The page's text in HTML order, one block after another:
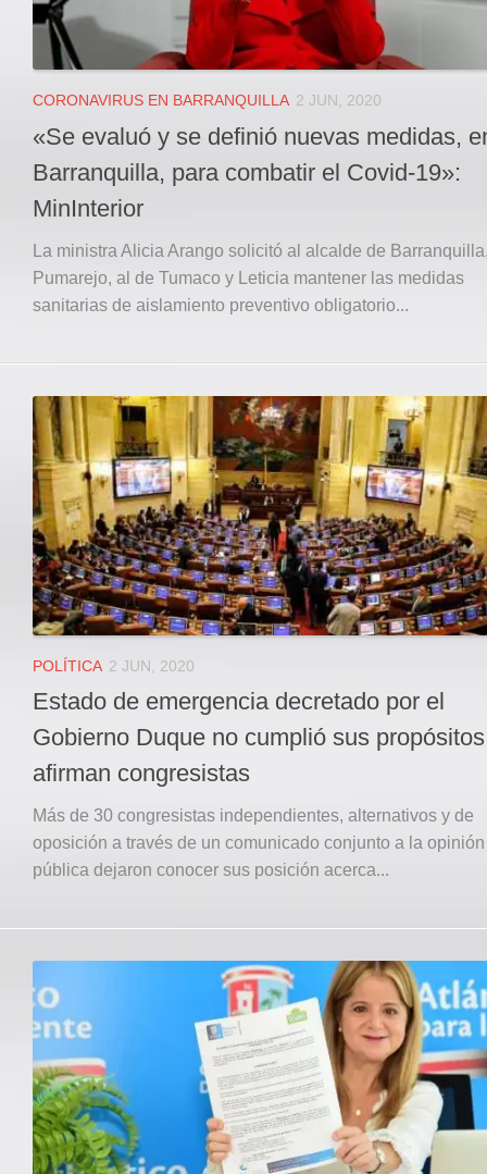
CORONAVIRUS EN BARRANQUILLA 2 JUN, 2020
«Se evaluó y se definió nuevas medidas,
Barranquilla, para combatir el Covid-19»:
MinInterior
La ministra Alicia Arango solicitó al alcalde de
Pumarejo, al de Tumaco y Leticia mantener las medidas
sanitarias de aislamiento preventivo obligatorio...
POLÍTICA 2 JUN, 2020
Estado de emergencia decretado por el
Gobierno Duque no cumplió sus
afirman congresistas
Más de 30 congresistas independientes, alternativos y de
oposición a través de un comunicado conjunto a la opinión
pública dejaron conocer sus posición acerca...